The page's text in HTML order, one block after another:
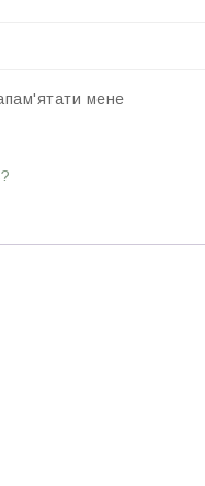
мене